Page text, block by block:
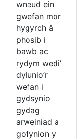
wneud ein
gwefan mor
hygyrch â
phosib i
bawb ac
rydym wedi’
dylunio’r
wefan i
gydsynio
gydag
arweiniad a
gofynion y